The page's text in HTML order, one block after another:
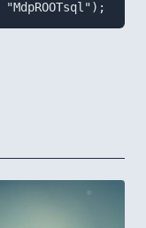
"MdpROOTsql");